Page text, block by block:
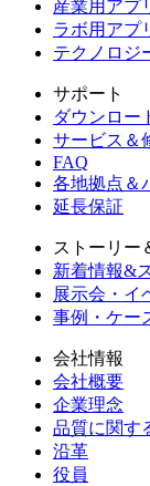
産業用アプ
ラボ用アプ
テクノロジ
サポート
ダウンロー
サービス＆
FAQ
各地拠点＆
延長保証
ストーリー
新着情報&
展示会・イ
事例・ケー
会社情報
会社概要
企業理念
品質に関す
沿革
役員